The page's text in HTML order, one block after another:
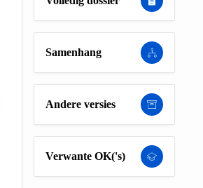
Samenhang
Andere versies
Verwante OK('s)